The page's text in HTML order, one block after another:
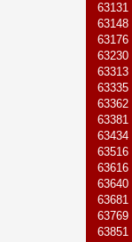
63131
63148
63176
63230
63313
63335
63362
63381
63434
63516
63616
63640
63681
63769
63851